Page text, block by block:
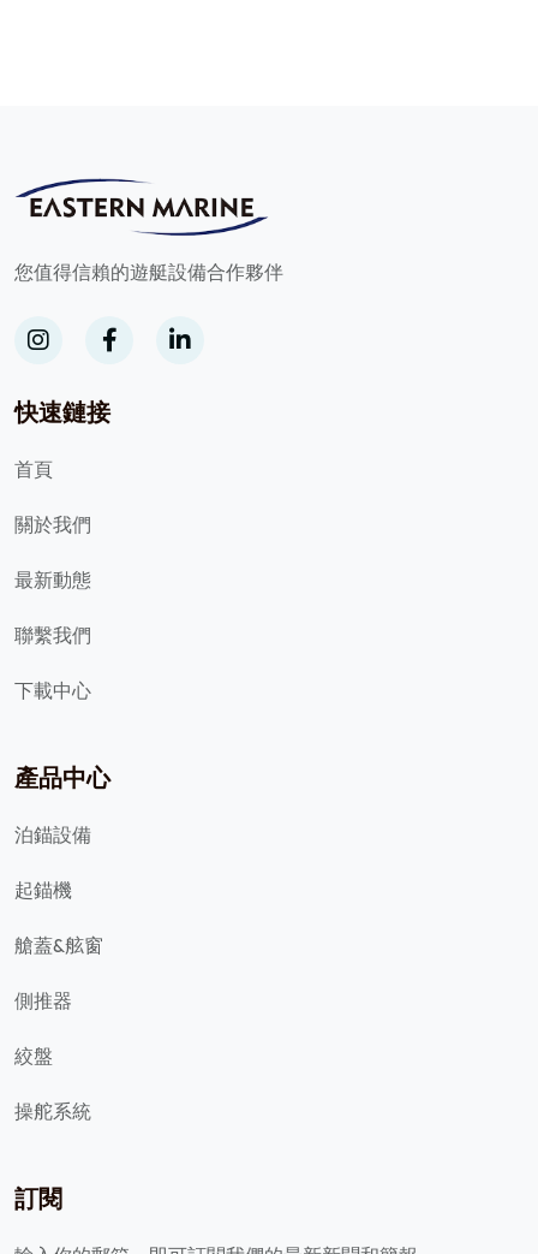
您值得信賴的遊艇設備合作夥伴
快速鏈接
首頁
關於我們
最新動態
聯繫我們
下載中心
產品中心
泊錨設備
起錨機
艙蓋&舷窗
側推器
絞盤
操舵系統
訂閱